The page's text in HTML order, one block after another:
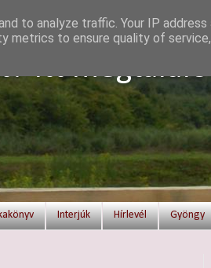
Itt
Interjúk Hírlevél Gyöngy
to analyze traffic. Your IP address
metrics to ensure quality of